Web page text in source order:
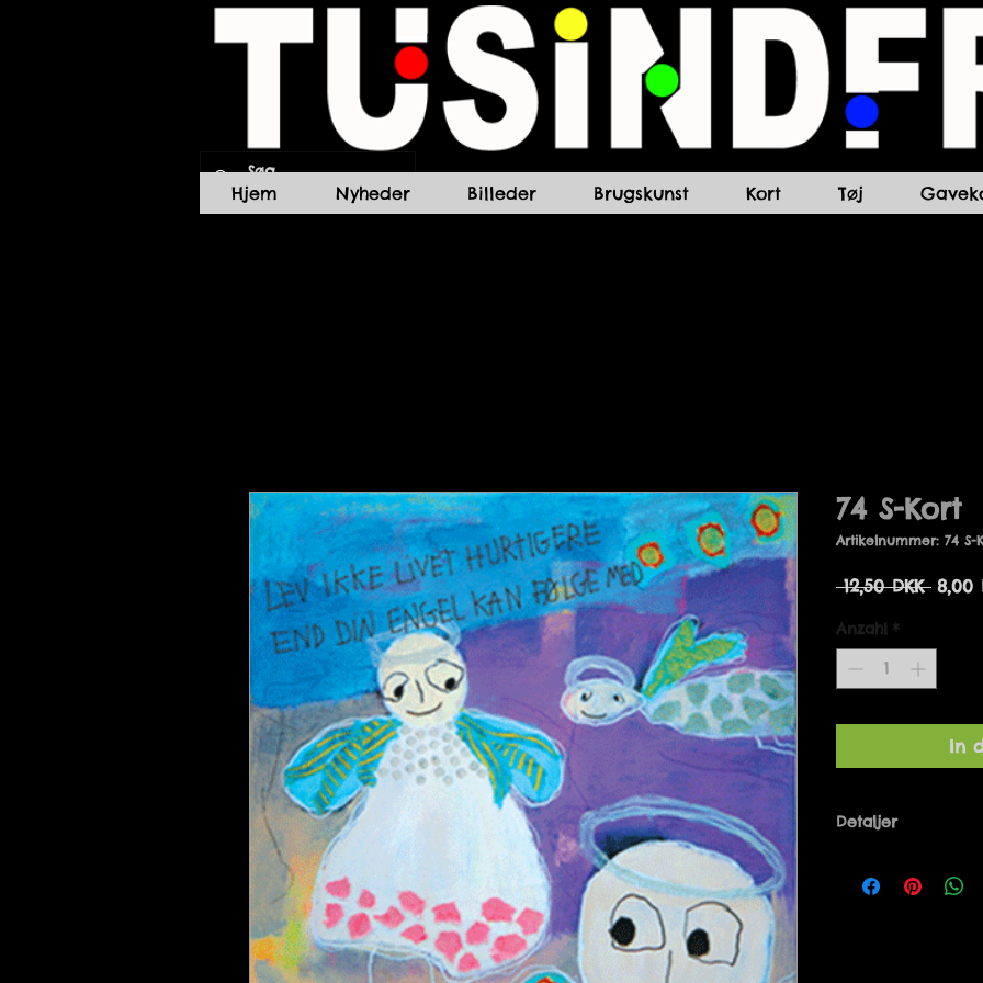
74 S-Kort
Artikelnummer: 74 S-
12,50 DKK 8,00
Anzahl *
In
Detaljer
Danmark. 14 x 14
Hjem Nyheder Billeder Brugskunst Kort Tøj